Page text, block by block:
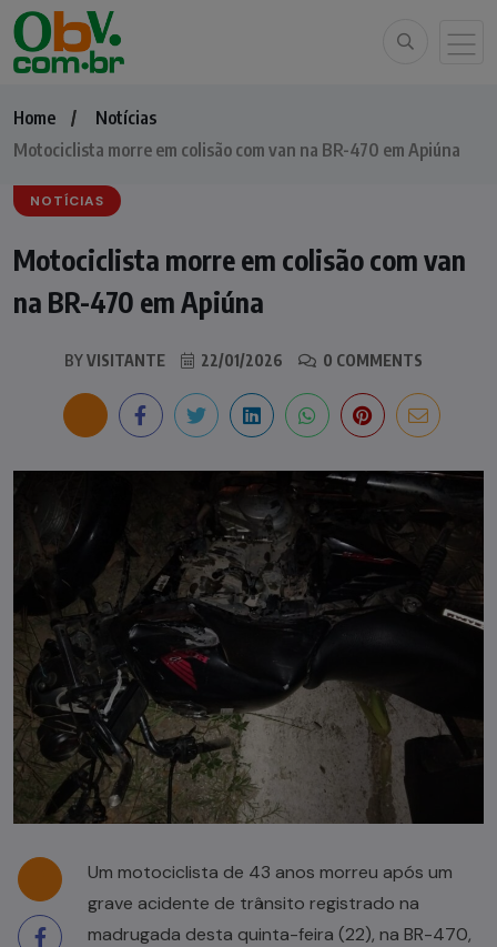
Home
Notícias
Motociclista morre em colisão com van na BR-470 em Apiúna
NOTÍCIAS
Motociclista morre em colisão com van
na BR-470 em Apiúna
BYVISITANTE 22/01/2026 0 COMMENTS
Um motociclista de 43 anos morreu após um
grave acidente de trânsito registrado na
madrugada desta quinta-feira (22), na BR-470,